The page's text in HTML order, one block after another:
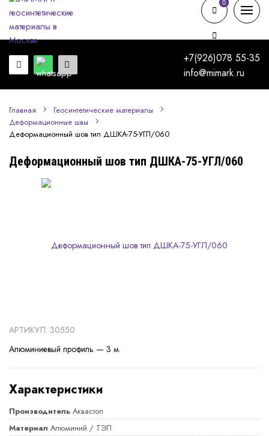
+7(926)078 55-35
info@mimark.ru
0
0
Главная
Геосинтетические материалы
Деформационные швы
Деформационный шов тип ДШКА-75-УГЛ/060
Деформационный шов тип ДШКА-75-УГЛ/060
АРТИКУЛ: 30550
Алюминиевый профиль — 3 м.
Характеристики
Производитель Аквастоп
Материал Алюминий / ТЭП